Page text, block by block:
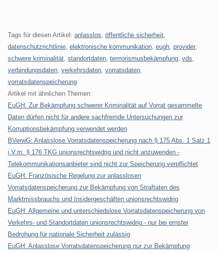
Tags für diesen Artikel: anlasslos öffentliche sicherheit
datenschutzrichtlinie elektronische kommunikation eugh provider,
schwere kriminalität standortdaten terrrorismusbekämpfung vds
verbindungsdaten verkehrsdaten vorratsdaten
vorratsdatenspeicherung
Artikel mit ähnlichen Themen:
EuGH: Zur Bekämpfung schwerer Kriminalität auf Vorrat gesammelte
Daten dürfen nicht für andere sachfremde Untersuchungen zur
Korruptionsbekämpfung verwendet werden
BVerwG: Anlasslose Vorratsdatenspeicherung nach § 175 Abs. 1 Satz 1
i.V.m. § 176 TKG unionsrechtswidrig und nicht anzuwenden -
Telekommunikationsanbieter sind nicht zur Speicherung verpflichtet
EuGH: Französische Regelung zur anlasslosen
Vorratsdatenspeicherung zur Bekämpfung von Straftaten des
Marktmissbrauchs und Insidergeschäften unionsrechtswidrig
EuGH: Allgemeine und unterschiedslose Vorratsdatenspeicherung von
Verkehrs- und Standortdaten unionsrechtswidrig - nur bei ernster
Bedrohung für nationale Sicherheit zulässig
EuGH: Anlasslose Vorratsdatenspeicherung nur zur Bekämpfung